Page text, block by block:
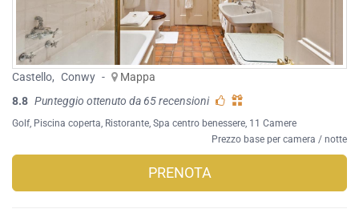
Castello, Conwy -
Mappa
8.8 Punteggio ottenuto da 65 recensioni
Golf Piscina coperta Ristorante Spa centro benessere , 11 Camere
Prezzo base per camera / notte
PRENOTA